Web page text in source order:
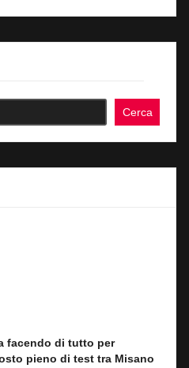
Cerca
facendo di tutto per
pieno di test tra Misano